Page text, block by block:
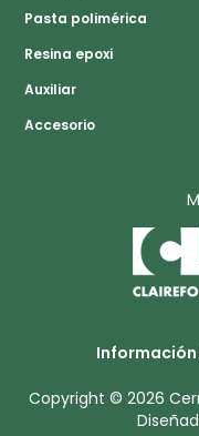
Pasta polimérica
Resina epoxi
Auxiliar
Accesorio
Copyright © 2026